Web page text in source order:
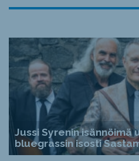
Jussi Syrenin
bluegrassin isosti